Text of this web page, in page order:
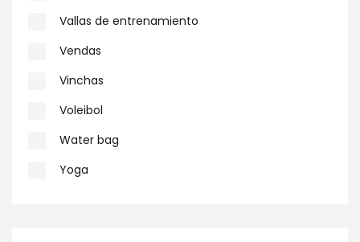
Vallas de entrenamiento
Vendas
Vinchas
Voleibol
Water bag
Yoga